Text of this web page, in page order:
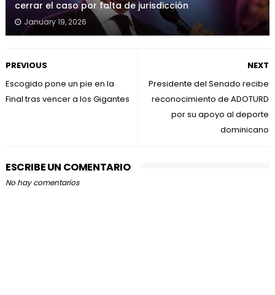
cerrar el caso por falta de jurisdicción
January 19, 2026
NEXT
Presidente del Senado recibe
reconocimiento de ADOTURD
por su apoyo al deporte
dominicano
PREVIOUS
Escogido pone un pie en la
Final tras vencer a los Gigantes
ESCRIBE UN COMENTARIO
No hay comentarios